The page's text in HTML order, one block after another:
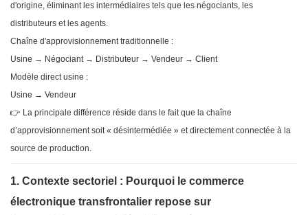
d'origine, éliminant les intermédiaires tels que les négociants, les
distributeurs et les agents.
Chaîne d'approvisionnement traditionnelle :
Usine → Négociant → Distributeur → Vendeur → Client
Modèle direct usine :
Usine → Vendeur
👉 La principale différence réside dans le fait que la chaîne
d’approvisionnement soit « désintermédiée » et directement connectée à la
source de production.
1. Contexte sectoriel : Pourquoi le commerce
électronique transfrontalier repose sur